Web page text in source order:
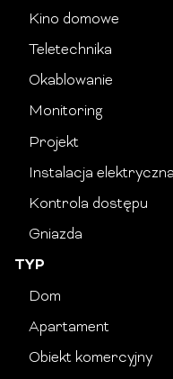
Kino domowe
Teletechnika
Okablowanie
Monitoring
Projekt
Instalacja elektryczna
Kontrola dostępu
Gniazda
TYP
Dom
Apartament
Obiekt komercyjny